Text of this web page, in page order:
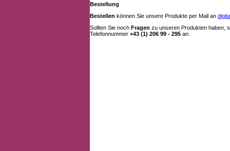
Bestellung
Bestellen können Sie unsere Produkte per Mail an
Sollten Sie noch Fragen zu unseren Produkten haben,
Telefonnummer +43 (1) 206 99 - 295 an.